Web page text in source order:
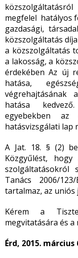
megfelel hatályos
gazdasági,
közszolgáltatás
a közszolgáltatás
a lakosság, a
érdekében Az új
hatása,
végrehajtásának
hatása
egyebekben az
hatásvizsgálati lap
A Jat. 18. § (2)
Közgyűlést,
szolgáltatásokról
Tanács 2006/
tartalmaz, az uniós
Kérem a
megvitatására és
Érd, 2015. március